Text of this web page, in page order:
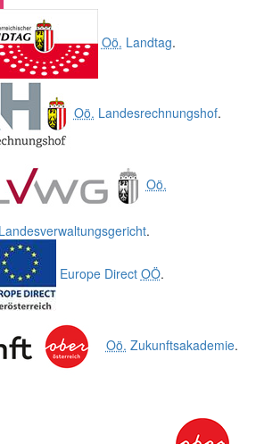
Oö. Landtag.
Oö. Landesrechnungshof.
Oö.
Landesverwaltungsgericht.
Europe Direct OÖ.
Oö. Zukunftsakademie.